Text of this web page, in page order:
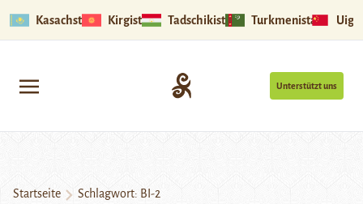
Kasachstan Kirgistan Tadschikistan Turkmenistan
Unterstützt uns
Startseite Schlagwort: BI-2